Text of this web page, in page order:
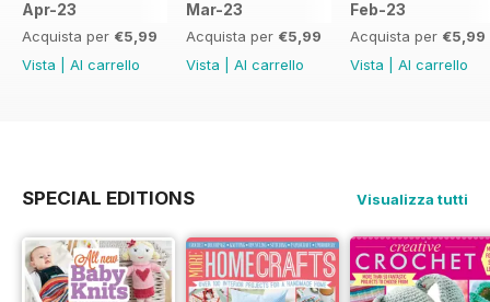
Apr-23
Acquista per €5,99
Vista
Al carrello
Mar-23
Acquista per €5,99
Vista
Al carrello
Feb-23
Acquista per €5,99
Vista
Al carrello
SPECIAL EDITIONS Visualizza tutti